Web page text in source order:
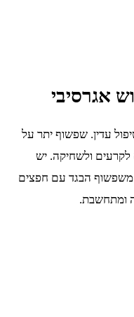
אגרסיבי
עדין. שפשוף יתר על
לקרעים ולשחיקה. יש
משפשוף הבגד עם חפצים
ומתחשבת.